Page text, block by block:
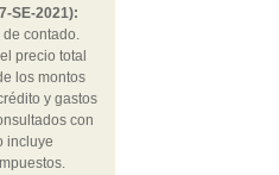
SE-2021):
contado.
precio total
los montos
y gastos
con
incluye